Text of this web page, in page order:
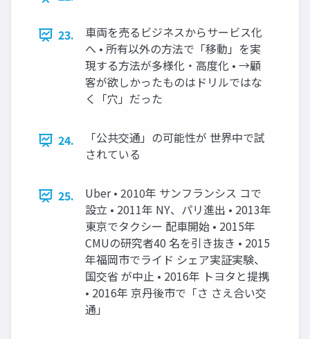
23.
車両を売るビジネスからサービス化
へ • 所有以外の方法で「移動」を実
現する方法が多様化・高度化 • →顧
客が欲しかったものはドリルではな
く「穴」だった
24.
「公共交通」の可能性が 世界中で試
されている
25.
Uber • 2010年 サンフランシス コで
設立 • 2011年 NY、パリ進出 • 2013年
東京でタクシー 配車開始 • 2015年
CMUの研究者40 名を引き抜き • 2015
年福岡市でライド シェア実証実験、
国交省 が中止 • 2016年 トヨタと提携
• 2016年 京丹後市で「さ さえ合い交
通」